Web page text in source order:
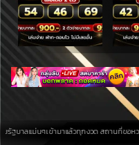
ลแม่นๆเข้ามาแล้วทุกงวด สถานที่ขอห